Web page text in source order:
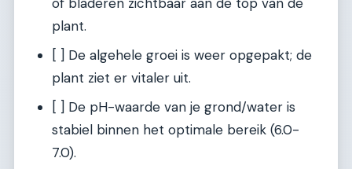
plant.
[ ] De algehele groei is weer opgepakt; de
plant ziet er vitaler uit.
[ ] De pH-waarde van je grond/water is
stabiel binnen het optimale bereik (6.0-
7.0).